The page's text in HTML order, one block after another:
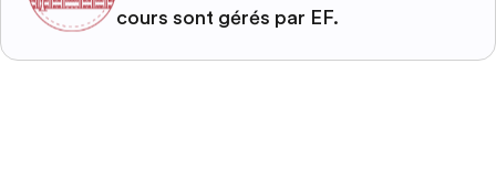
cours sont gérés par EF.